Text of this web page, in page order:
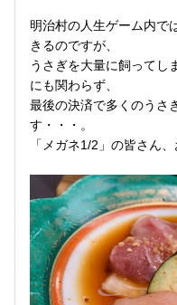
明治村の人生ゲーム内で
きるのですが、
うさぎを大量に飼ってし
にも関わらず、
最後の決済で多くのうさ
す・・・。
「メガネ1/2」の皆さん